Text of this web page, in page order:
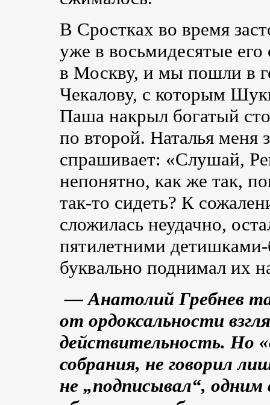
В Сростках во время
уже в восьмидесятые
в Москву, и мы пошли в
Чекалову, с которым
Паша накрыл богатый
по второй. Наталья меня
спрашивает: «Слушай,
непонятно, как же так,
так-то сидеть? К
сложилась неудачно,
пятилетними
буквально поднимал их
— Анатолий Гребнев
от ордоксальности
действительность. Но
собрания, не говорил
не „подписывал“,